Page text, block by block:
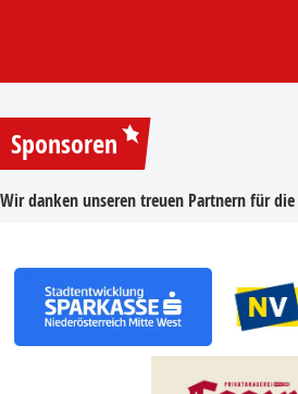
Sponsoren
Wir danken unseren treuen Partnern für